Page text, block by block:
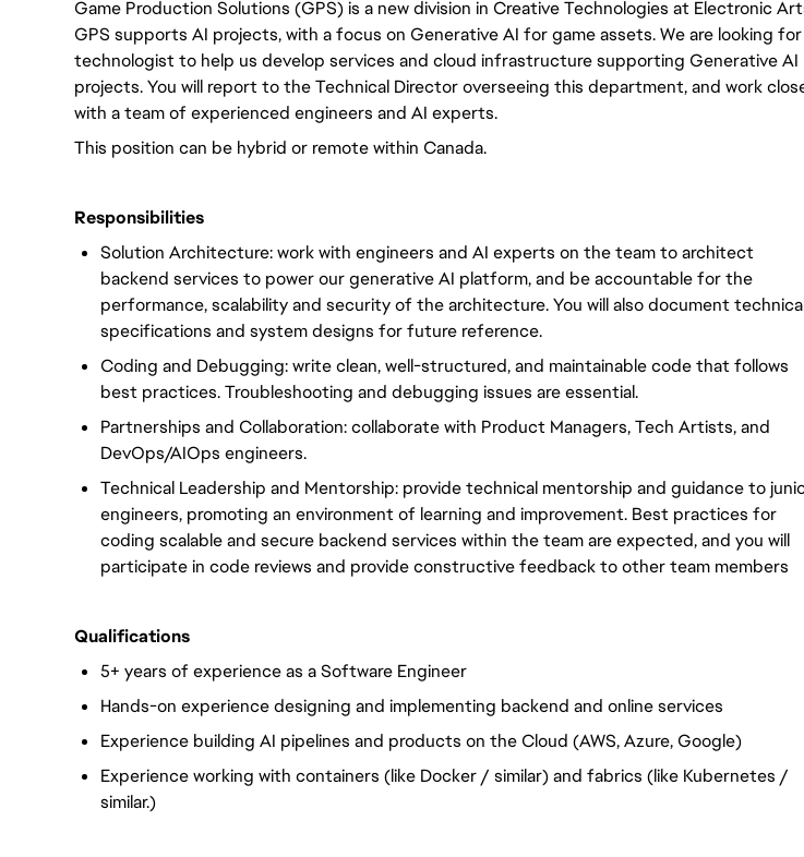
Game Production Solutions (GPS) is a new division in Creative Technologies at Electronic
GPS supports AI projects, with a focus on Generative AI for game assets. We are looking for
technologist to help us develop services and cloud infrastructure supporting Generative AI
projects. You will report to the Technical Directoroverseeing this department, and work
with a team of experienced engineers and AI experts.
This position can be hybrid or remote within Canada.
Responsibilities
Solution Architecture: work with engineers and AI experts on the team to architect
backend services to power our generative AI platform, and be accountable for the
performance, scalability and security of the architecture.You willalso document
specifications and system designs for future reference.
Coding and Debugging: write clean, well-structured, and maintainable code that follows
best practices. Troubleshooting and debugging issues areessential.
Partnerships and Collaboration: collaborate with Product Managers, Tech Artists, and
DevOps/AIOps engineers.
Technical Leadership and Mentorship: provide technical mentorship and guidance to
engineers, promoting an environment of learning and improvement. Best practices for
coding scalable and secure backend services within the team are expected, and you will
participate in code reviews and provide constructive feedback to other team members
Qualifications
5+ years of experienceas a Software Engineer
Hands-on experience designing and implementing backend and online services
Experience building AI pipelines and products on the Cloud (AWS, Azure, Google)
Experience working with containers (like Docker / similar) and fabrics (like Kubernetes /
similar.)